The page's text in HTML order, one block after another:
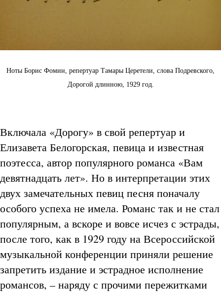
Ноты Борис Фомин, репертуар Тамары Церетели, слова Подревского,
Дорогой длинною, 1929 год.
Включала «Дорогу» в свой репертуар и
Елизавета Белогорская, певица и известная
поэтесса, автор популярного романса «Вам
девятнадцать лет». Но в интерпретации этих
двух замечательных певиц песня поначалу
особого успеха не имела. Романс так и не стал
популярным, а вскоре и вовсе исчез с эстрады,
после того, как в 1929 году на Всероссийской
музыкальной конференции приняли решение
запретить издание и эстрадное исполнение
романсов, – наряду с прочими пережитками